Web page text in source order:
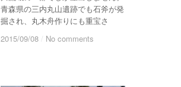
青森県の三内丸山遺跡でも石斧が発
掘され、丸木舟作りにも重宝さ
2015/09/08 / No comments
2015/09/08 / No comments